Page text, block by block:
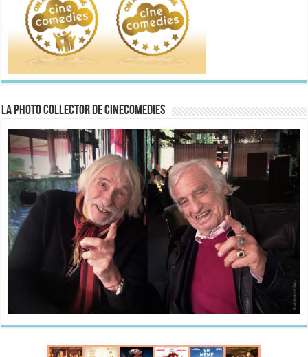
La Photo collector de CineComedies